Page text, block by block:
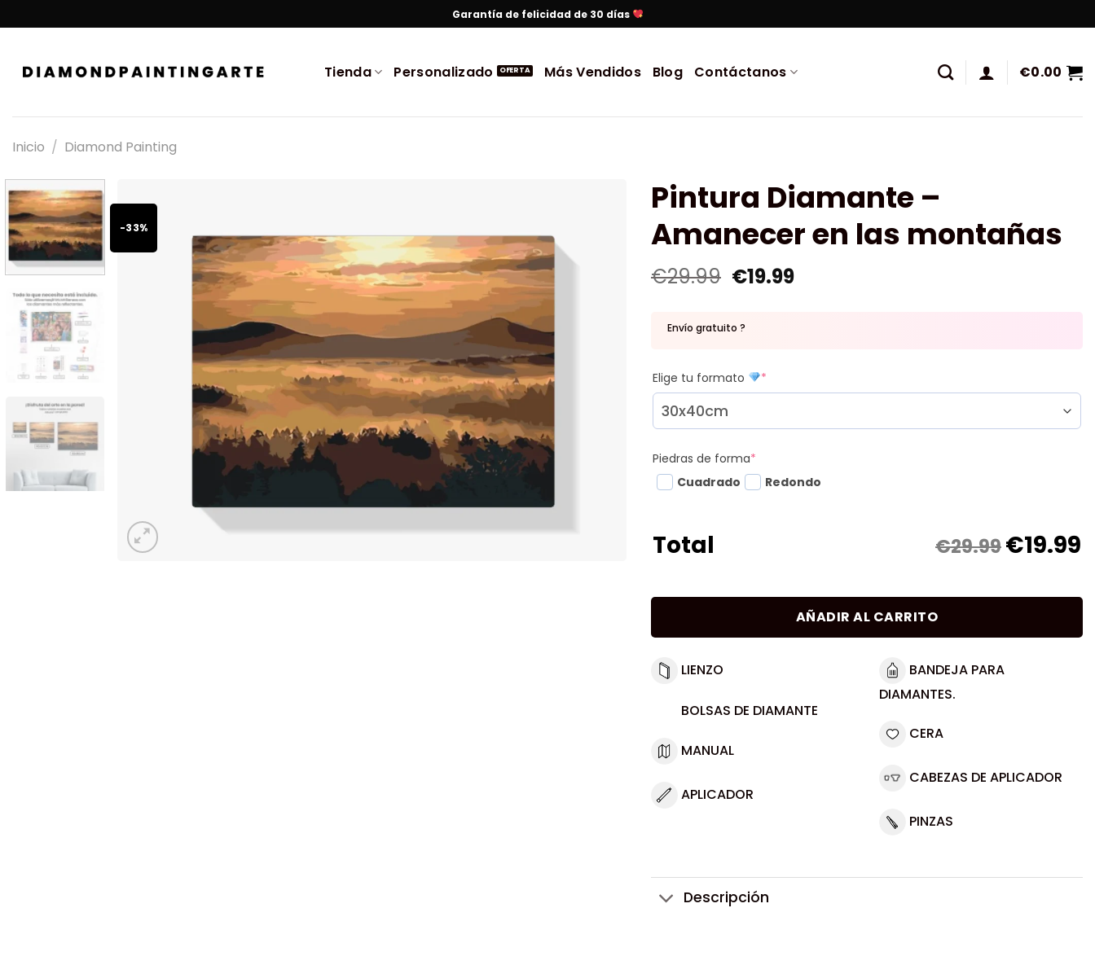
Garantía de felicidad de 30 días
Tienda Personalizado Más Vendidos Blog Contáctanos €0.00
Inicio / Diamond Painting
-33%
Pintura Diamante –
Amanecer en las montañas
€29.99 €19.99
Envío gratuito ?
Elige tu formato *
Piedras de forma*
Cuadrado
Redondo
Total €29.99€19.99
AÑADIR AL CARRITO
LIENZO
BOLSAS DE DIAMANTE
MANUAL
APLICADOR
BANDEJA PARA
DIAMANTES.
CERA
CABEZAS DE APLICADOR
PINZAS
Descripción